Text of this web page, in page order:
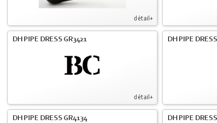
détail+
détail+
DH PIPE DRESS GR3421 DH PIPE
DH PIPE DRESS GR4134 DH PIPE